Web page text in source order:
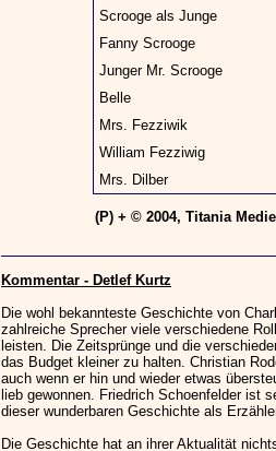
Scrooge als Junge
Fanny Scrooge
Junger Mr. Scrooge
Belle
Mrs. Fezziwik
William Fezziwig
Mrs. Dilber
(P) + © 2004, Titania
Kommentar - Detlef Kurtz
Die wohl bekannteste Geschichte von
zahlreiche Sprecher viele verschiedene
leisten. Die Zeitsprünge und die
das Budget kleiner zu halten. Christian
auch wenn er hin und wieder etwas
lieb gewonnen. Friedrich Schoenfelder ist
dieser wunderbaren Geschichte als
Die Geschichte hat an ihrer Aktualität